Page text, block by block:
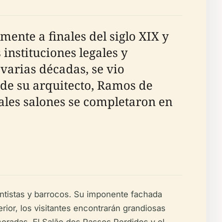
a finales del siglo XIX y
legales y
décadas, se vio
su arquitecto, Ramos de
salones se completaron en
y barrocos. Su imponente fachada
los visitantes encontrarán grandiosas